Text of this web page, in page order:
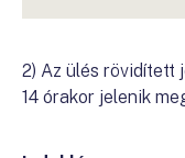
2) Az ülés rövidített
14 órakor jelenik